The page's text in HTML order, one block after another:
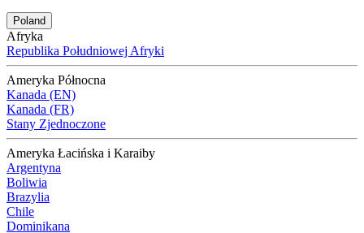
Poland
Afryka
Republika Południowej Afryki
Ameryka Północna
Kanada (EN)
Kanada (FR)
Stany Zjednoczone
Ameryka Łacińska i Karaiby
Argentyna
Boliwia
Brazylia
Chile
Dominikana